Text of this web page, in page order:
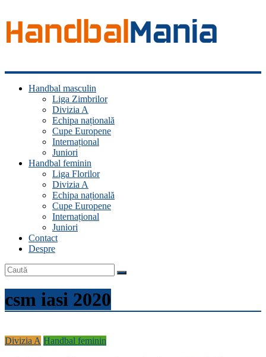
Handbal
ManiaHandbal masculin
Liga Zimbrilor
Divizia A
Echipa națională
Cupe Europene
Internațional
Juniori
Handbal feminin
Liga Florilor
Divizia A
Echipa națională
Cupe Europene
Internațional
Juniori
Contact
Despre
csm iasi 2020
Divizia A Handbal feminin